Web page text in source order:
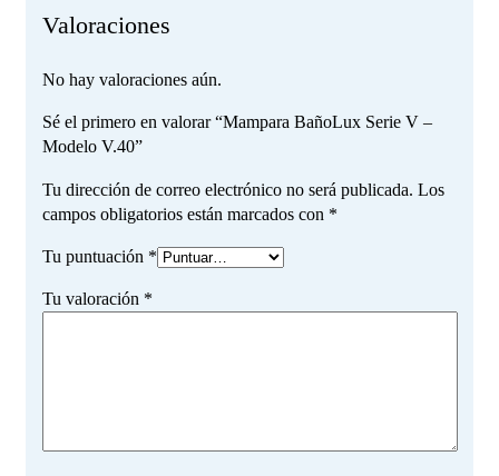
Valoraciones
No hay valoraciones aún.
Sé el primero en valorar “Mampara BañoLux Serie V –
Modelo V.40”
Tu dirección de correo electrónico no será publicada. Los
campos obligatorios están marcados con *
Tu puntuación *
Tu valoración *